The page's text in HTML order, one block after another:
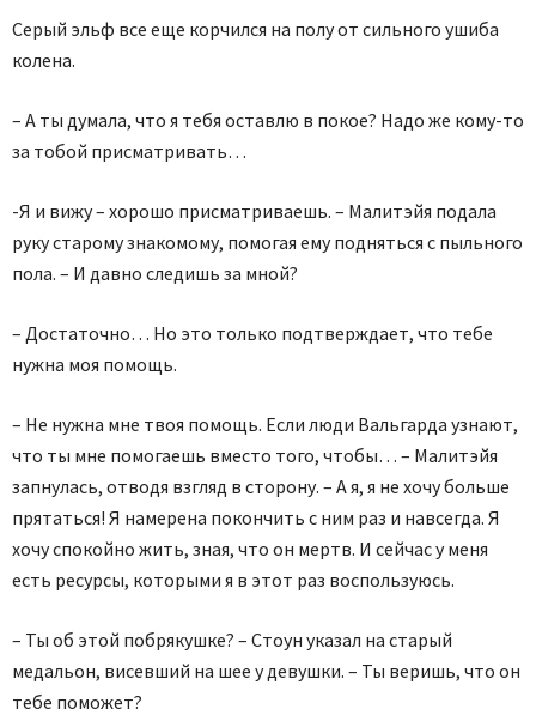
Серый эльф все еще корчился на полу от сильного ушиба
колена.
– А ты думала, что я тебя оставлю в покое? Надо же кому-то
за тобой присматривать…
-Я и вижу – хорошо присматриваешь. – Малитэйя подала
руку старому знакомому, помогая ему подняться с пыльного
пола. – И давно следишь за мной?
– Достаточно… Но это только подтверждает, что тебе
нужна моя помощь.
– Не нужна мне твоя помощь. Если люди Вальгарда узнают,
что ты мне помогаешь вместо того, чтобы… – Малитэйя
запнулась, отводя взгляд в сторону. – А я, я не хочу больше
прятаться! Я намерена покончить с ним раз и навсегда. Я
хочу спокойно жить, зная, что он мертв. И сейчас у меня
есть ресурсы, которыми я в этот раз воспользуюсь.
– Ты об этой побрякушке? – Стоун указал на старый
медальон, висевший на шее у девушки. – Ты веришь, что он
тебе поможет?